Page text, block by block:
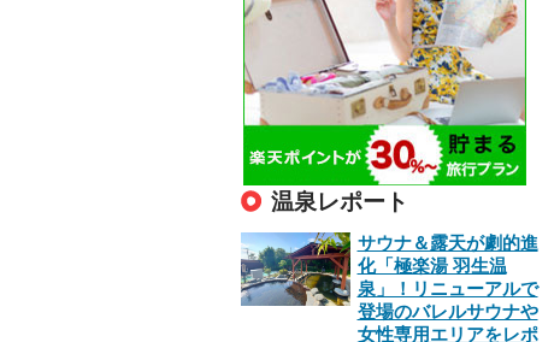
温泉レポート
サウナ＆露天が劇的進
化「極楽湯 羽生温
泉」！リニューアルで
登場のバレルサウナや
女性専用エリアをレポ